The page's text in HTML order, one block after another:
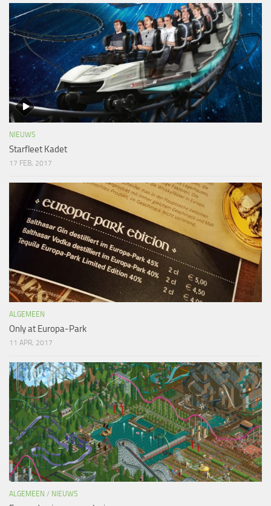
NIEUWS
Starfleet Kadet
17 FEB, 2017
ALGEMEEN
Only at Europa-Park
11 APR, 2017
ALGEMEEN / NIEUWS